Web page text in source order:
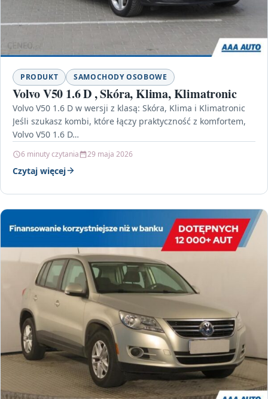
PRODUKT SAMOCHODY OSOBOWE
Volvo V50 1.6 D , Skóra, Klima, Klimatronic
Volvo V50 1.6 D w wersji z klasą: Skóra, Klima i Klimatronic
Jeśli szukasz kombi, które łączy praktyczność z komfortem,
Volvo V50 1.6 D…
6 minuty czytania 29 maja 2026
Czytaj więcej